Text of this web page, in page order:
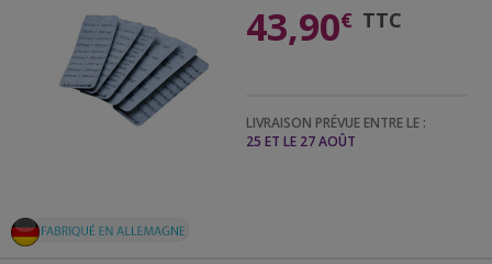
43,90€ TTC
LIVRAISON PRÉVUE ENTRE LE :
25 ET LE 27 AOÛT